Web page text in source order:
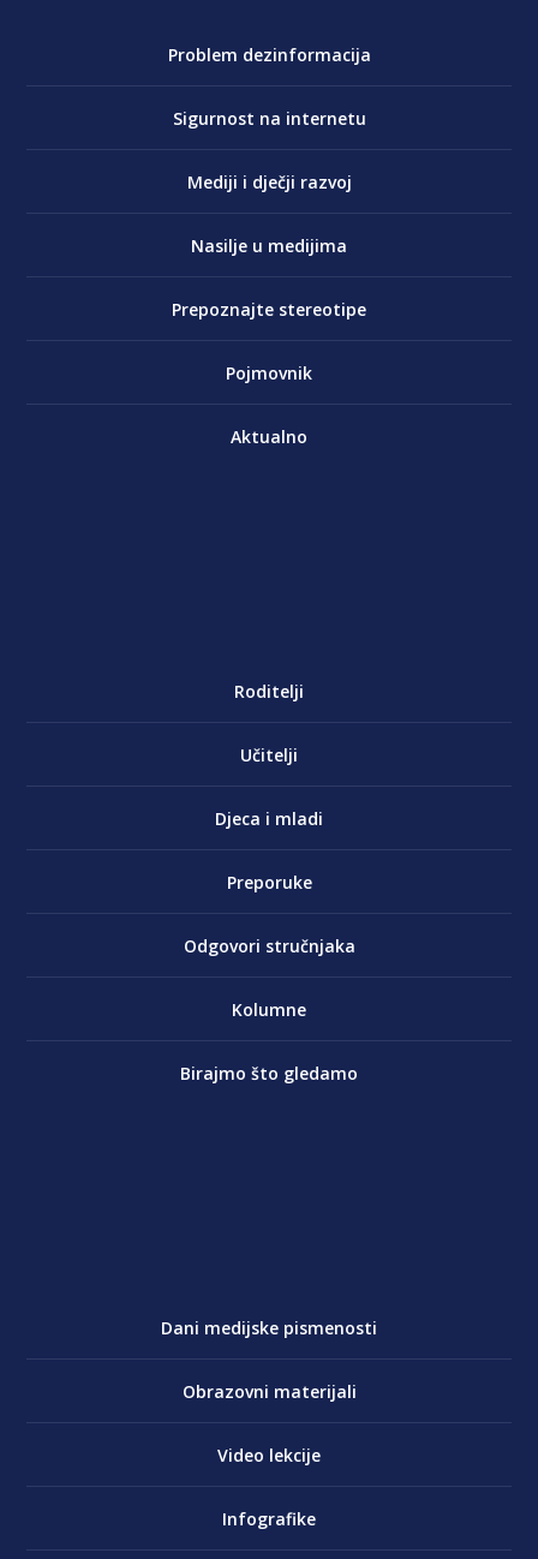
Problem dezinformacija
Sigurnost na internetu
Mediji i dječji razvoj
Nasilje u medijima
Prepoznajte stereotipe
Pojmovnik
Aktualno
Roditelji
Učitelji
Djeca i mladi
Preporuke
Odgovori stručnjaka
Kolumne
Birajmo što gledamo
Dani medijske pismenosti
Obrazovni materijali
Video lekcije
Infografike